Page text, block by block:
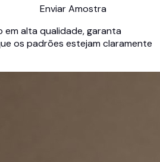
Enviar Amostra
em alta qualidade, garanta
os padrões estejam claramente